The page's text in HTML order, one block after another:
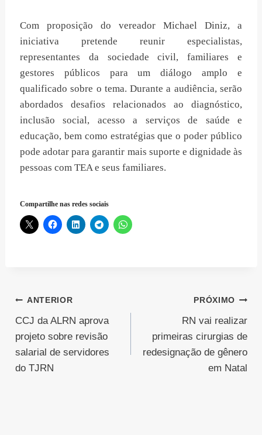
Com proposição do vereador Michael Diniz, a
iniciativa pretende reunir especialistas,
representantes da sociedade civil, familiares e
gestores públicos para um diálogo amplo e
qualificado sobre o tema. Durante a audiência, serão
abordados desafios relacionados ao diagnóstico,
inclusão social, acesso a serviços de saúde e
educação, bem como estratégias que o poder público
pode adotar para garantir mais suporte e dignidade às
pessoas com TEA e seus familiares.
Compartilhe nas redes sociais
Navegação
de
Post
ANTERIOR
CCJ da ALRN aprova
projeto sobre revisão
salarial de servidores
do TJRN
PRÓXIMO
RN vai realizar
primeiras cirurgias de
redesignação de gênero
em Natal